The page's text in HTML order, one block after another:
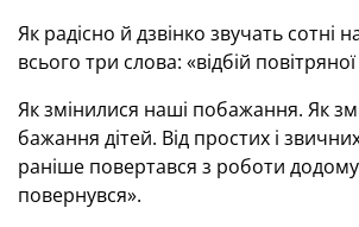
Як радісно й дзвінко звучать сотні
всього три слова: «відбій
Як змінилися наші побажання. Як
бажання дітей. Від простих і
раніше повертався з роботи
повернувся».